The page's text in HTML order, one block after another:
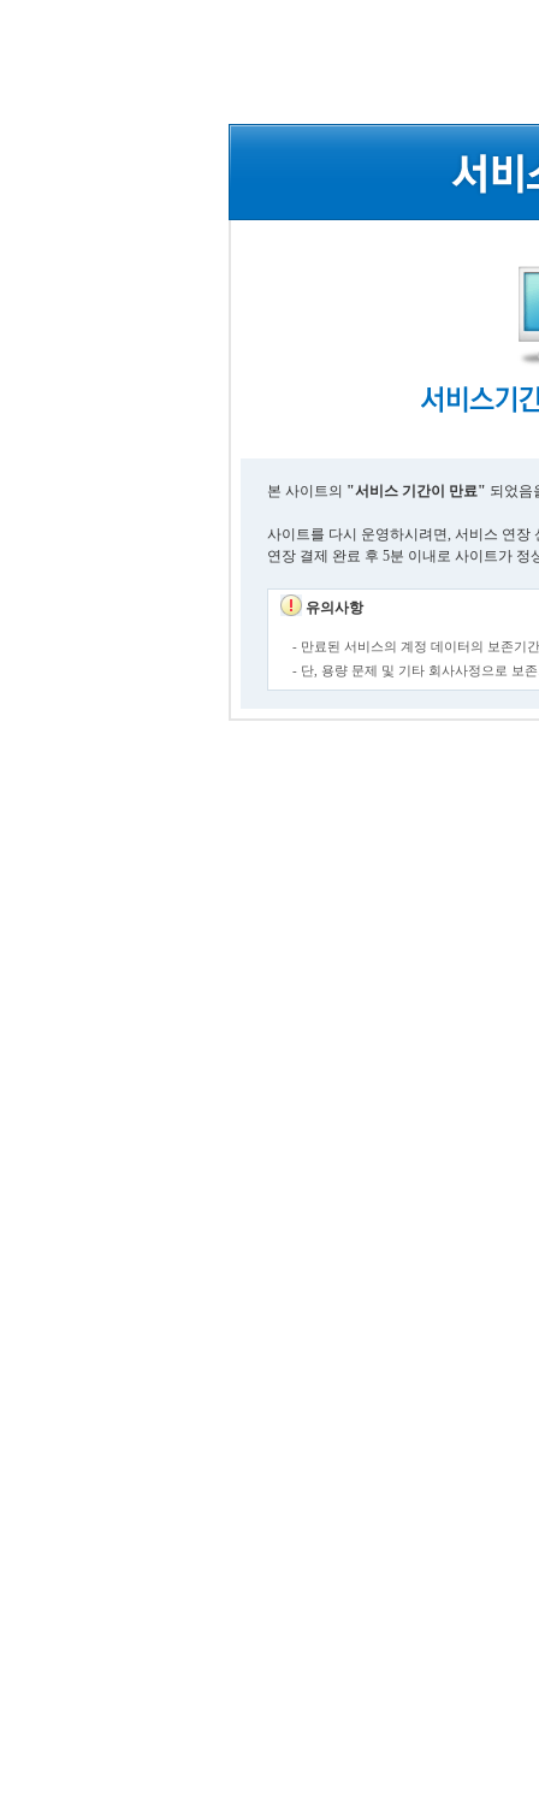
본 사이트의 "서비스 기간이 만료" 되었음
사이트를 다시 운영하시려면, 서비스 연장
연장 결제 완료 후 5분 이내로 사이트가 정
유의사항
- 만료된 서비스의 계정 데이터의 보존기
- 단, 용량 문제 및 기타 회사사정으로 보